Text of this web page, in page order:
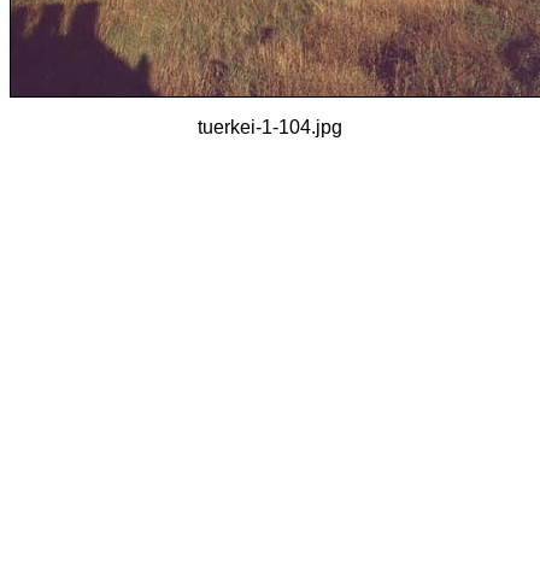
tuerkei-1-104.jpg